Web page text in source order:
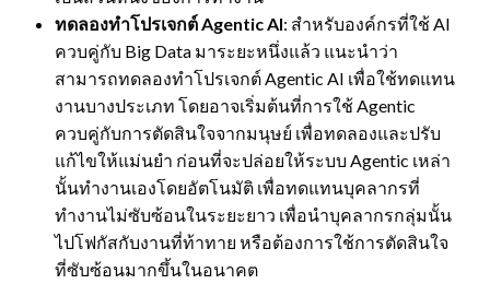
ทดลองทำโปรเจกต์ Agentic AI: สำหรับองค์กรที่ใช้ AI
ควบคู่กับ Big Data มาระยะหนึ่งแล้ว แนะนำว่า
สามารถทดลองทำโปรเจกต์ Agentic AI เพื่อใช้ทดแทน
งานบางประเภท โดยอาจเริ่มต้นที่การใช้ Agentic
ควบคู่กับการตัดสินใจจากมนุษย์ เพื่อทดลองและปรับ
แก้ไขให้แม่นยำ ก่อนที่จะปล่อยให้ระบบ Agentic เหล่า
นั้นทำงานเองโดยอัตโนมัติ เพื่อทดแทนบุคลากรที่
ทำงานไม่ซับซ้อนในระยะยาว เพื่อนำบุคลากรกลุ่มนั้น
ไปโฟกัสกับงานที่ท้าทาย หรือต้องการใช้การตัดสินใจ
ที่ซับซ้อนมากขึ้นในอนาคต